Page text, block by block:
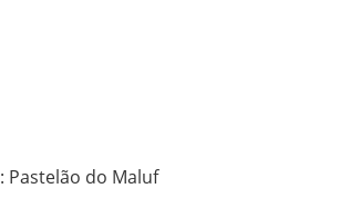
Pastelão do Maluf